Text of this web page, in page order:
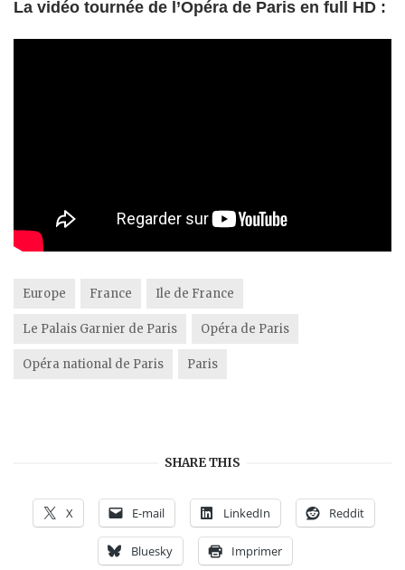
La vidéo tournée de l’Opéra de Paris en full HD :
Europe France Ile de France
Le Palais Garnier de Paris Opéra de Paris
Opéra national de Paris Paris
SHARE THIS
X E-mail LinkedIn Reddit
Bluesky Imprimer